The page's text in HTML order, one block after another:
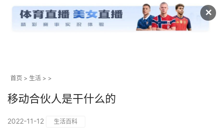
✕
首页 > 生活 > >
移动合伙人是干什么的
2022-11-12 生活百科